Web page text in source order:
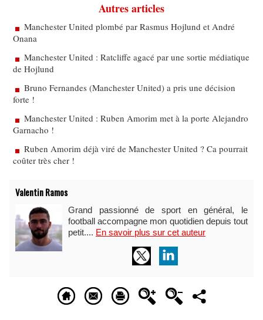
Autres articles
Manchester United plombé par Rasmus Hojlund et André
Onana
Manchester United : Ratcliffe agacé par une sortie médiatique
de Hojlund
Bruno Fernandes (Manchester United) a pris une décision
forte !
Manchester United : Ruben Amorim met à la porte Alejandro
Garnacho !
Ruben Amorim déjà viré de Manchester United ? Ca pourrait
coûter très cher !
Valentin Ramos
Grand passionné de sport en général, le
football accompagne mon quotidien depuis tout
petit.... En savoir plus sur cet auteur